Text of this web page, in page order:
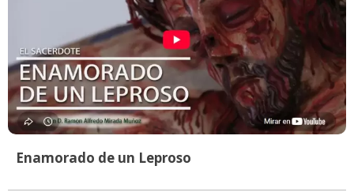
Enamorado de un Leproso